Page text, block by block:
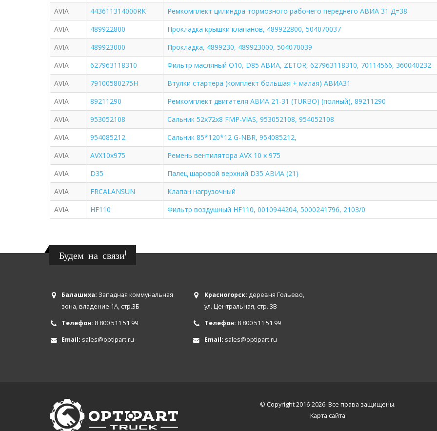
AVIA
443611314000RK
Ремкомплект цилиндра тормозного рабочего переднего АВИА 31 Д=38
AVIA
489922800
Прокладка крышки клапанов, 489922800, 504070037
AVIA
489923000
Прокладка, 4899230, 489923000, 504070039
AVIA
627963118310
Фильтр масляный O10, D85 АВИА, ZETOR, 627963118310, 70114566, 360040232
AVIA
79100580275H
Втулки стартера (комплект большая + малая) АВИА31
AVIA
89211290
Ремкомплект двигателя АВИА 21-31 (TURBO) (полный), 89211290
AVIA
953052108
Сальник 52х72х8 FMP-VIAS, 953052108, 954052108
AVIA
954085212
Сальник 85*120*12 G-NBR, 954085212,
AVIA
AVX10x975
Ремень вентилятора AVX 10 x 975
AVIA
D35
Палец шаровой верхний D35 АВИА (21)
AVIA
FRCALANSUN
Клапан нагрузочный
AVIA
HF110 Фильтр воздушный HF110, 0010944204, 5000241796, 2103/0
Будем на связи!
Балашиха: Западная коммунальная
зона, владение 1А, стр.3Б
Телефон: 8 800 511 51 99
Email: sales@optipart.ru
Красногорск: деревня Гольево,
ул. Центральная, стр. 3В
Телефон: 8 800 511 51 99
Email: sales@optipart.ru
© Copyright 2016-2026. Все права защищены.
Карта сайта